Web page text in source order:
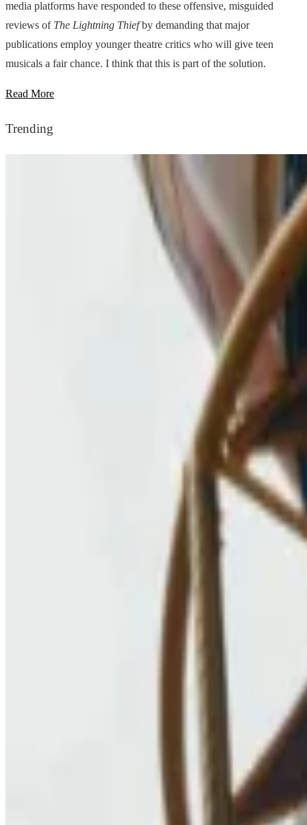
media platforms have responded to these offensive, misguided
reviews of The Lightning Thiefby demanding that major
publications employ younger theatre critics who will give teen
musicals a fair chance. I think that this is part of the solution.
Read More
Trending